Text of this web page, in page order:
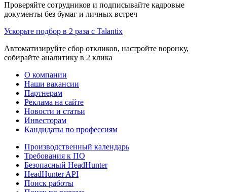
Проверяйте сотрудников и подписывайте кадровые
документы без бумаг и личных встреч
Ускорьте подбор в 2 раза с Talantix
Автоматизируйте сбор откликов, настройте воронку,
собирайте аналитику в 2 клика
О компании
Наши вакансии
Партнерам
Реклама на сайте
Новости и статьи
Инвесторам
Кандидаты по профессиям
Производственный календарь
Требования к ПО
Безопасный HeadHunter
HeadHunter API
Поиск работы